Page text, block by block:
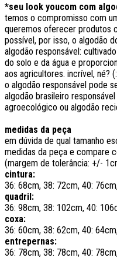
*seu look youcom com
temos o compromisso com
queremos oferecer produtos
possível, por isso, o algodão
algodão responsável:
do solo e da água e
aos agricultores. incrível, né? (:
o algodão responsável pode
algodão brasileiro
agroecológico ou algodão
medidas da peça
em dúvida de qual tamanho
medidas da peça e compare
(margem de tolerância: +/-
cintura:
36: 68cm, 38: 72cm, 40:
quadril:
36: 98cm, 38: 102cm, 40:
coxa:
36: 60cm, 38: 62cm, 40:
entrepernas:
36: 78cm, 38: 78cm, 40: